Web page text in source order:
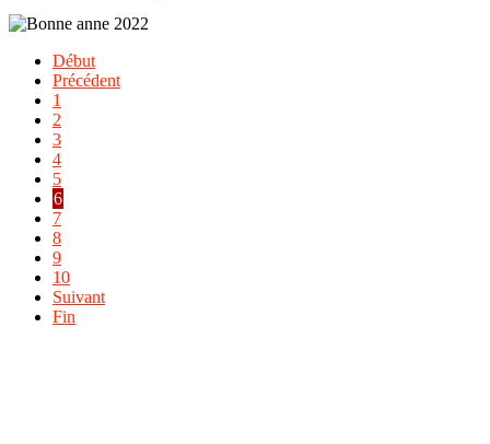
Début
Précédent
1
2
3
4
5
6
7
8
9
10
Suivant
Fin